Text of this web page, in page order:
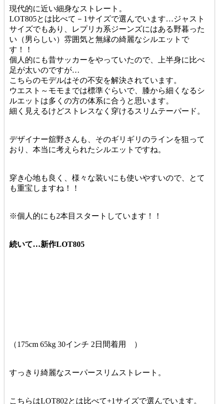
現代的に近い細身なストレート。
LOT805とは比べて－1サイズで選んでいます…ジャスト
サイズでもあり、レプリカ系ジーンズにはある野暮った
い（男らしい）雰囲気と無縁の綺麗なシルエットで
す！！
個人的にも昔サッカーをやっていたので、上半身に比べ
足が太いのですが…
こちらのモデルはその不安を解決されています。
ウエスト～モモまでは標準ぐらいで、膝から細くなるシ
ルエットは多くの方の体系に合うと思います。
細く見えるけどストレスなく穿けるスリムテーパード。
デザイナー舘野さんも、そのギリギリのラインを狙って
おり、本当に考えられたシルエットですね。
穿き心地も良く、様々な装いにも使いやすいので、とて
も重宝しますね！！
※個人的にも2本目スタートしています！！
続いて…新作LOT805
（175cm 65kg 30インチ 2日間着用 ）
すっきり綺麗なスーパースリムストレート。
こちらはLOT802とは比べて+1サイズで選んでいます。